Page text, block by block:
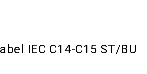
IEC C14-C15 ST/BU